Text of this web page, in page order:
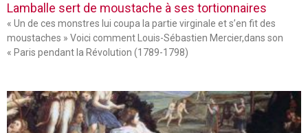
Lamballe sert de moustache à ses tortionnaires
« Un de ces monstres lui coupa la partie virginale et s’en fit des
moustaches » Voici comment Louis-Sébastien Mercier,dans son
« Paris pendant la Révolution (1789-1798)